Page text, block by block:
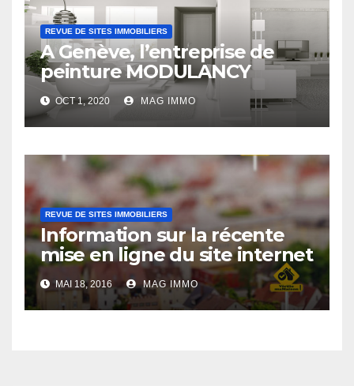
REVUE DE SITES IMMOBILIERS
A Genève, l’entreprise de
peinture MODULANCY
s’affirme comme un acteur
leader
OCT 1, 2020 MAG IMMO
REVUE DE SITES IMMOBILIERS
Information sur la récente
mise en ligne du site internet
Verifiemamaison.com
MAI 18, 2016 MAG IMMO